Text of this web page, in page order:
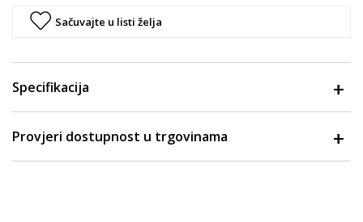
Sačuvajte u listi želja
Specifikacija
Provjeri dostupnost u trgovinama